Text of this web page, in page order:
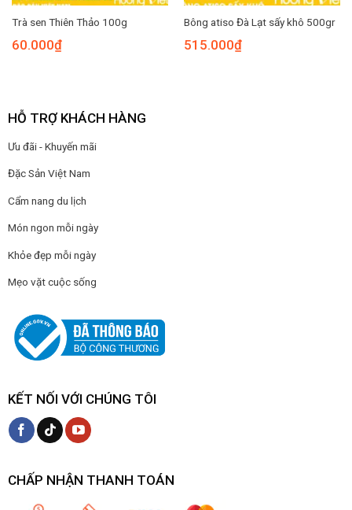
Trà sen Thiên Thảo 100g
60.000₫
Bông atiso Đà Lạt sấy khô 500gr
515.000₫
HỖ TRỢ KHÁCH HÀNG
Ưu đãi - Khuyến mãi
Đặc Sản Việt Nam
Cẩm nang du lịch
Món ngon mỗi ngày
Khỏe đẹp mỗi ngày
Mẹo vặt cuộc sống
KẾT NỐI VỚI CHÚNG TÔI
CHẤP NHẬN THANH TOÁN